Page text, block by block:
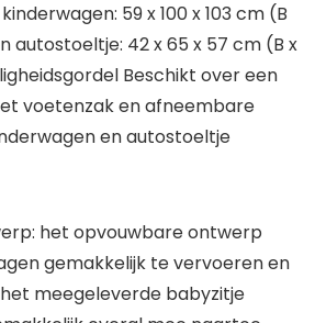
59 x 100 x 103 cm (B
autostoeltje: 42 x 65 x 57 cm (B x
Beschikt over een
voetenzak en afneembare
en autostoeltje
het opvouwbare ontwerp
gemakkelijk te vervoeren en
meegeleverde babyzitje